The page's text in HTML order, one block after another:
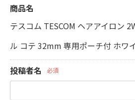
商品名
テスコム TESCOM ヘアアイロン
ル コテ 32mm 専用ポーチ付 ホワ
投稿者名 必須